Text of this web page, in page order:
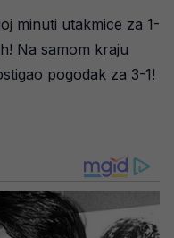
minuti utakmice za 1-
Na samom kraju
pogodak za 3-1!